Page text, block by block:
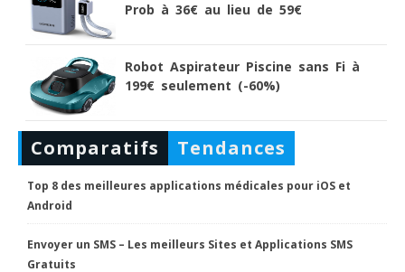
Prob à 36€ au lieu de 59€
Robot Aspirateur Piscine sans Fi à
199€ seulement (-60%)
Comparatifs Tendances
Top 8 des meilleures applications médicales pour iOS et
Android
Envoyer un SMS – Les meilleurs Sites et Applications SMS
Gratuits